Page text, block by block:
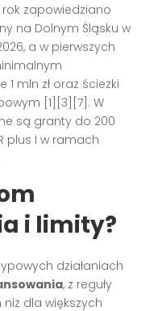
zapowiedziano
na Dolnym Śląsku w
a w pierwszych
mln zł oraz ścieżki
[1][3][7]. W
są granty do 200
plus I w ramach
i limity?
działaniach
, z reguły
dla większych